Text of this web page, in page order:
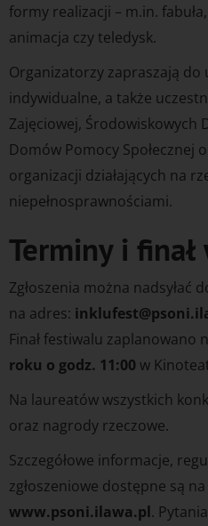
formy realizacji – m.in.
animacja czy teledysk.
Organizatorzy zapraszają do
indywidualne, a także
Zajęciowej, Środowiskowych
Domów Pomocy Społecznej
organizacji działających na
niepełnosprawnościami.
Terminy i
Zgłoszenia można nadsyłać
na adres:
Finał festiwalu zaplanowano
roku o godz. 11:00 w
Na laureatów wszystkich
oraz nagrody rzeczowe.
Szczegółowe informacje,
zgłoszeniowe dostępne są
www.psoni.ilawa.pl.